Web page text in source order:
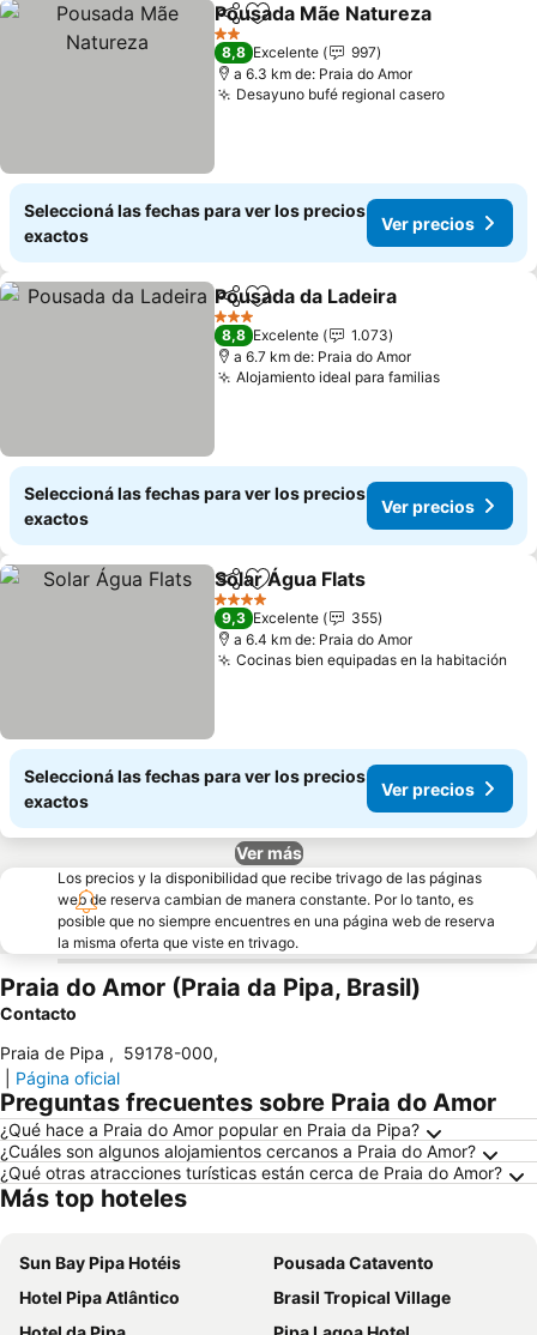
CompartirAñadir a favoritos
Pousada Mãe Natureza
2 Estrellas
8,8 Excelente
997
a 6.3 km de: Praia do Amor
Desayuno bufé regional caseroVer
Seleccioná las fechas para ver los precios
exactos
Ver precios
CompartirAñadir a favoritos
Pousada da Ladeira
3 Estrellas
8,8 Excelente
1.073
a 6.7 km de: Praia do Amor
Alojamiento ideal para familiasVer
Seleccioná las fechas para ver los precios
exactos
Ver precios
CompartirAñadir a favoritos
Solar Água Flats
4 Estrellas
9,3 Excelente
355
a 6.4 km de: Praia do Amor
Cocinas bien equipadas en la habitación
Seleccioná las fechas para ver los precios
exactos
Ver precios
Ver más
Los precios y la disponibilidad que recibe trivago de las páginas
web de reserva cambian de manera constante. Por lo tanto, es
posible que no siempre encuentres en una página web de reserva
la misma oferta que viste en trivago.
Praia do Amor (Praia da Pipa, Brasil)
Contacto
Praia de Pipa , 59178-000,
Página oficial
Preguntas frecuentes sobre Praia do Amor
¿Qué hace a Praia do Amor popular en Praia da Pipa?
¿Cuáles son algunos alojamientos cercanos a Praia do Amor?
¿Qué otras atracciones turísticas están cerca de Praia do Amor?
Más top hoteles
Sun Bay Pipa Hotéis
Pousada Catavento
Hotel Pipa Atlântico
Brasil Tropical Village